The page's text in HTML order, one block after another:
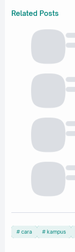
Related Posts
cara kampus